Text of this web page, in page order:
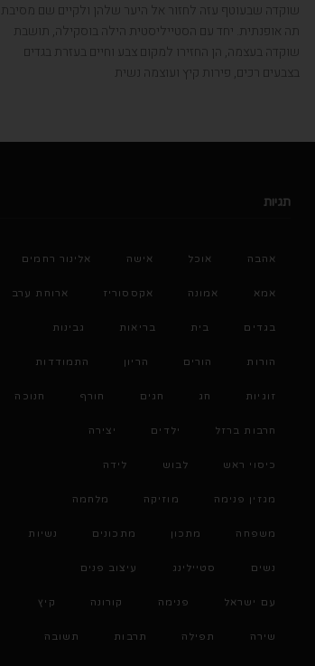
שוקדה שבעוטף עזה לחזור אל היער שלהן ולקיים שם מסיבת
תה אופנתית. יחד עם הסטייליסטית הילה בוסקילה, תושבת
שוקדה בעצמה, הן החזירו למקום צבע וחיים בעזרת בגדים
בצבעים רכים, פירות קיץ ועוצמה נשית
תגיות
אהבה אוכל אישה אלינור רחמים
אמא אמונה אקססוריז ארוחת ערב
בגדים בית בריאות גבינות
הורות הורים הריון התמודדות
זוגיות חג חגים חורף חנוכה
חרבות ברזל ילדים יצירה
כיסוי ראש לבוש לידה
מגזין פנימה מוזיקה מלחמה
משפחה מתכון מתכונים נשיות
נשים סטיילינג עיצוב פנים
עם ישראל פנימה קורונה קיץ
שירה תפילה תרבות תשובה